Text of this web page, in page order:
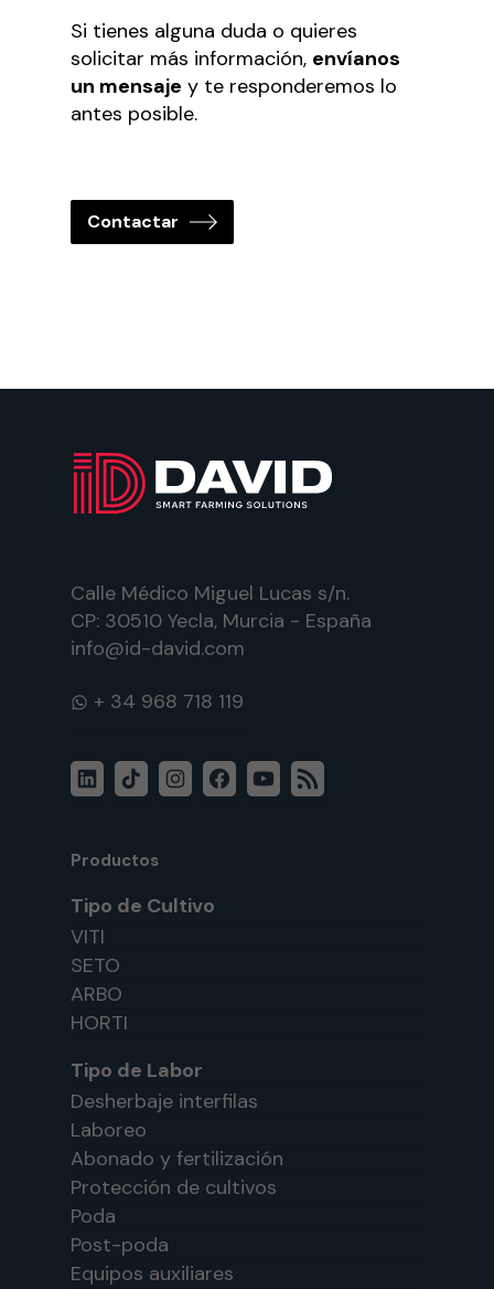
Si tienes alguna duda o quieres
solicitar más información, envíanos
un mensaje y te responderemos lo
antes posible.
Contactar
Calle Médico Miguel Lucas s/n.
CP: 30510 Yecla, Murcia - España
info@id-david.com
WhatsApp
LinkedInTikTokInstagram
FacebookYouTube
Feed
RSS
Productos
Tipo de Cultivo
VITI
SETO
ARBO
HORTI
Tipo de Labor
Desherbaje interfilas
Laboreo
Abonado y fertilización
Protección de cultivos
Poda
Post-poda
Equipos auxiliares